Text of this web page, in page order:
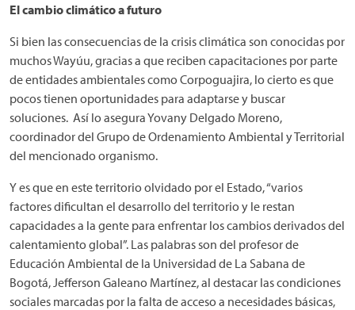
El cambio climático a futuro
Si bien las consecuencias de la crisis climática son conocidas por
muchos Wayúu, gracias a que reciben capacitaciones por parte
de entidades ambientales como Corpoguajira, lo cierto es que
pocos tienen oportunidades para adaptarse y buscar
soluciones. Así lo asegura Yovany Delgado Moreno,
coordinador del Grupo de Ordenamiento Ambiental y Territorial
del mencionado organismo.
Y es que en este territorio olvidado por el Estado, “varios
factores dificultan el desarrollo del territorio y le restan
capacidades a la gente para enfrentar los cambios derivados del
calentamiento global”. Las palabras son del profesor de
Educación Ambiental de la Universidad de La Sabana de
Bogotá, Jefferson Galeano Martínez, al destacar las condiciones
sociales marcadas por la falta de acceso a necesidades básicas,